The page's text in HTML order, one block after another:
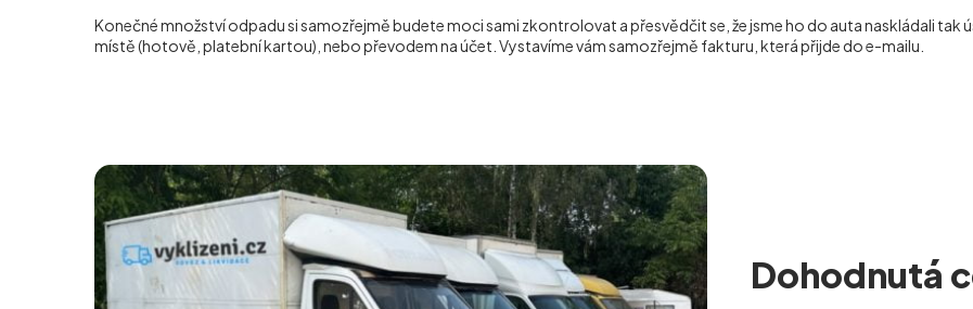
Konečné množství odpadu si samozřejmě budete moci sami zkontrolovat a přesvědčit se, že jsme ho do auta naskládali tak
místě (hotově, platební kartou), nebo převodem na účet. Vystavíme vám samozřejmě fakturu, která přijde do e-mailu.
Dohodnutá